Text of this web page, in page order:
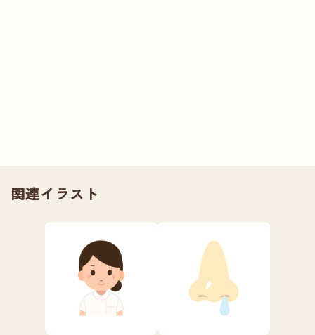
関連イラスト